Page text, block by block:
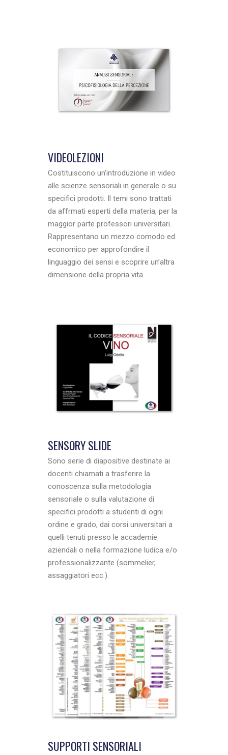
VIDEOLEZIONI
Costituiscono un’introduzione in video
alle scienze sensoriali in generale o su
specifici prodotti. Il temi sono trattati
da affrmati esperti della materia, per la
maggior parte professori universitari.
Rappresentano un mezzo comodo ed
economico per approfondire il
linguaggio dei sensi e scoprire un’altra
dimensione della propria vita.
SENSORY SLIDE
Sono serie di diapositive destinate ai
docenti chiamati a trasferire la
conoscenza sulla metodologia
sensoriale o sulla valutazione di
specifici prodotti a studenti di ogni
ordine e grado, dai corsi universitari a
quelli tenuti presso le accademie
aziendali o nella formazione ludica e/o
professionalizzante (sommelier,
assaggiatori ecc.).
SUPPORTI SENSORIALI